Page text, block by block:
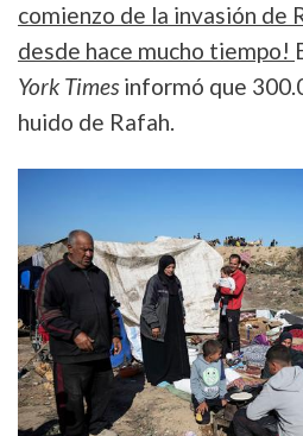
comienzo de la invasión de
desde hace mucho tiempo!
York Timesinformó que
huido de Rafah.